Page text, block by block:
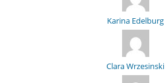
Karina Edelburg
Clara Wrzesinski